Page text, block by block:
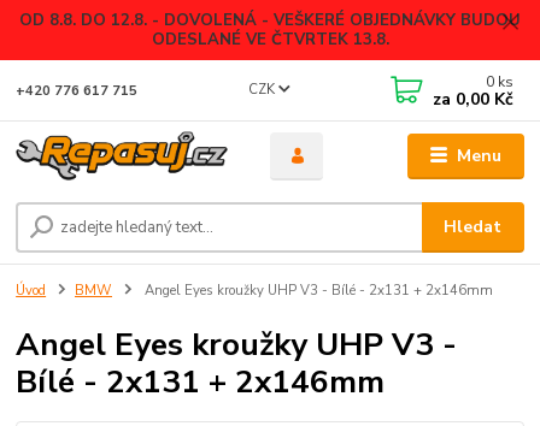
OD 8.8. DO 12.8. - DOVOLENÁ - VEŠKERÉ OBJEDNÁVKY BUDOU
ODESLANÉ VE ČTVRTEK 13.8.
Menu
CZK
Hledat
+420 776 617 715 0 ks
za 0,00 Kč
Úvod BMW Angel Eyes kroužky UHP V3 - Bílé - 2x131 + 2x146mm
Angel Eyes kroužky UHP V3 -
Bílé - 2x131 + 2x146mm